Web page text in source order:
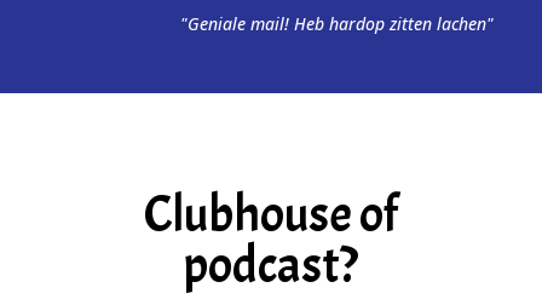
"Geniale mail! Heb hardop zitten lachen"
Clubhouse of
podcast?